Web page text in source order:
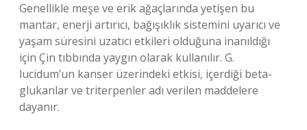
Genellikle meşe ve erik ağaçlarında yetişen bu
mantar, enerji artırıcı, bağışıklık sistemini uyarıcı ve
yaşam süresini uzatıcı etkileri olduğuna inanıldığı
için Çin tıbbında yaygın olarak kullanılır. G.
lucidum’un kanser üzerindeki etkisi, içerdiği beta-
glukanlar ve triterpenler adı verilen maddelere
dayanır.